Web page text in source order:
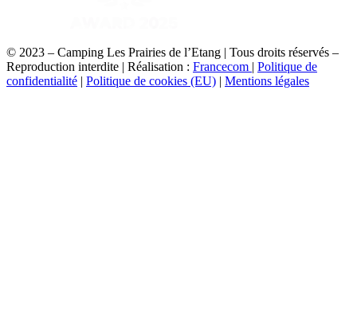
© 2023 – Camping Les Prairies de l’Etang | Tous droits réservés –
Reproduction interdite | Réalisation : Francecom | Politique de
confidentialité | Politique de cookies (EU) | Mentions légales